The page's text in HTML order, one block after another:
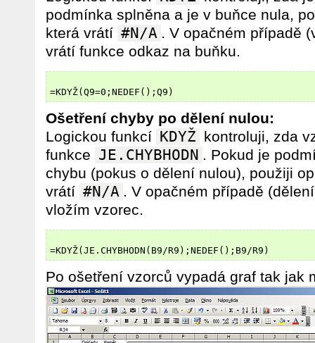
podmínka splněna a je v buňce nula,
která vrátí #N/A . V opačném případě
vrátí funkce odkaz na buňku.
Ošetření chyby po dělení nulou:
Logickou funkcí KDYŽ kontroluji, zda
funkce JE.CHYBHODN . Pokud je
chybu (pokus o dělení nulou), použiji
vrátí #N/A . V opačném případě
vložím vzorec.
Po ošetření vzorců vypadá graf tak jak